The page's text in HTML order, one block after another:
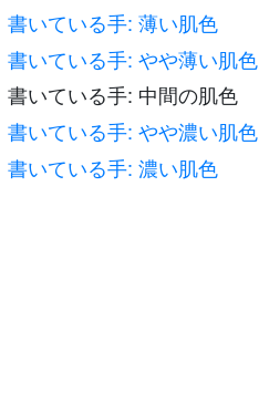
書いている手: 薄い肌色
書いている手: やや薄い肌色
書いている手: 中間の肌色
書いている手: やや濃い肌色
書いている手: 濃い肌色